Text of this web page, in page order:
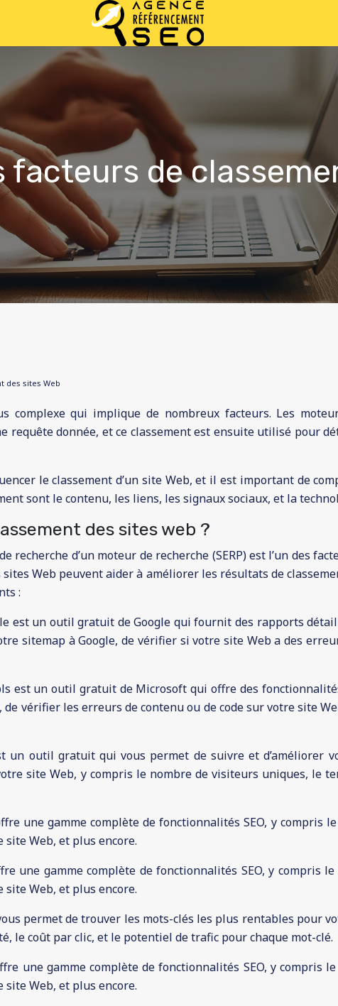
facteurs de
des sites Web
complexe qui implique de nombreux facteurs. Les
requête donnée, et ce classement est ensuite utilisé pour
le classement d’un site Web, et il est important de
sont le contenu, les liens, les signaux sociaux, et la
des sites web ?
recherche d’un moteur de recherche (SERP) est l’un des
Web peuvent aider à améliorer les résultats de
:
est un outil gratuit de Google qui fournit des rapports
sitemap à Google, de vérifier si votre site Web a des
est un outil gratuit de Microsoft qui offre des
vérifier les erreurs de contenu ou de code sur votre site
un outil gratuit qui vous permet de suivre et d’améliorer
site Web, y compris le nombre de visiteurs uniques, le
une gamme complète de fonctionnalités SEO, y compris
site Web, et plus encore.
une gamme complète de fonctionnalités SEO, y compris le
site Web, et plus encore.
permet de trouver les mots-clés les plus rentables pour
le coût par clic, et le potentiel de trafic pour chaque mot-clé.
une gamme complète de fonctionnalités SEO, y compris
site Web, et plus encore.